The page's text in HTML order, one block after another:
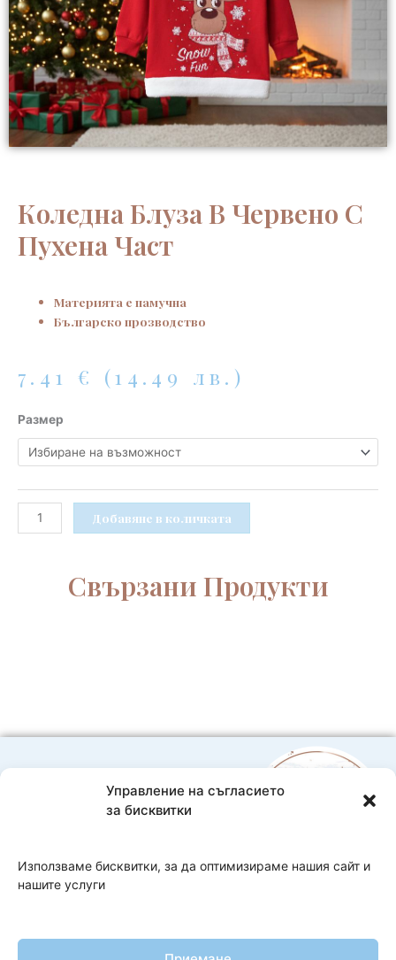
Управление на съгласието
за бисквитки
Използваме бисквитки, за да оптимизираме нашия сайт и
нашите услуги
Коледна Блуза В Червено С
Пухена Част
Материята е памучна
Българско прозводство
7.41 € (14.49 лв.)
Размер
количество
за
Коледна
в
червено
с
Добавяне в количката
Свързани Продукти
0888593332
Bebelache@abv.bg